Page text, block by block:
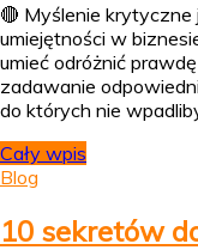
🔴 Myślenie
umiejętności w
umieć odróżnić
zadawanie
do których nie
Cały wpis
Blog
10 sekretów